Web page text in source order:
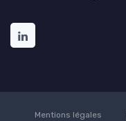
Mentions légales